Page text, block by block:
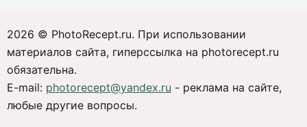
2026 © PhotoRecept.ru. При использовании
материалов сайта, гиперссылка на photorecept.ru
обязательна.
E-mail: photorecept@yandex.ru - реклама на сайте,
любые другие вопросы.